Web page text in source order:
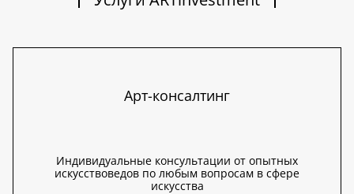
Арт-консалтинг
Индивидуальные консультации от опытных
искусствоведов по любым вопросам в сфере
искусства